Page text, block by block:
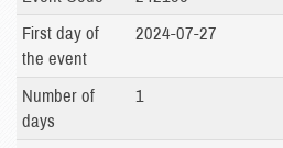
First day of
the event
2024-07-27
Number of
days
1